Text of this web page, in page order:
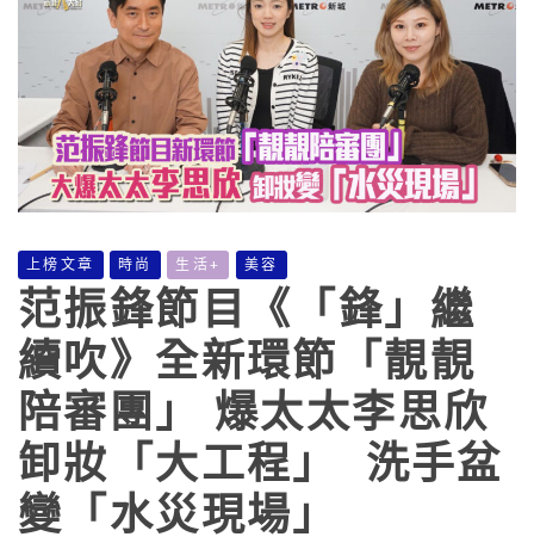
上榜文章 時尚 生活+ 美容
范振鋒節目《「鋒」繼
續吹》全新環節「靚靚
陪審團」 爆太太李思欣
卸妝「大工程」 洗手盆
變「水災現場」